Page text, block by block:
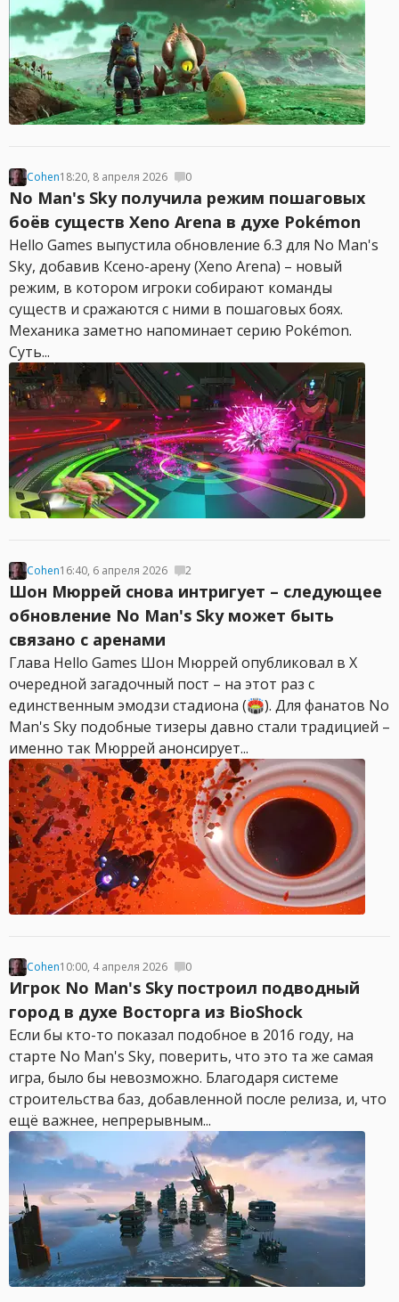
Cohen18:20, 8 апреля 2026 0
No Man's Sky получила режим пошаговых
боёв существ Xeno Arena в духе Pokémon
Hello Games выпустила обновление 6.3 для No Man's
Sky, добавив Ксено-арену (Xeno Arena) – новый
режим, в котором игроки собирают команды
существ и сражаются с ними в пошаговых боях.
Механика заметно напоминает серию Pokémon.
Суть...
Cohen16:40, 6 апреля 2026 2
Шон Мюррей снова интригует – следующее
обновление No Man's Sky может быть
связано с аренами
Глава Hello Games Шон Мюррей опубликовал в X
очередной загадочный пост – на этот раз с
единственным эмодзи стадиона (🏟️). Для фанатов No
Man's Sky подобные тизеры давно стали традицией –
именно так Мюррей анонсирует...
Cohen10:00, 4 апреля 2026 0
Игрок No Man's Sky построил подводный
город в духе Восторга из BioShock
Если бы кто-то показал подобное в 2016 году, на
старте No Man's Sky, поверить, что это та же самая
игра, было бы невозможно. Благодаря системе
строительства баз, добавленной после релиза, и, что
ещё важнее, непрерывным...